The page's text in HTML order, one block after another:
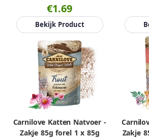
€1.69
Bekijk Product
Carnilove Katten Natvoer -
Zakje 85g forel 1 x 85g
Zakje